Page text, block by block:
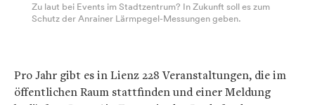
Zu laut bei Events im Stadtzentrum? In Zukunft soll es zum
Schutz der Anrainer Lärmpegel-Messungen geben.
Pro Jahr gibt es in Lienz 228 Veranstaltungen, die im
öffentlichen Raum stattfinden und einer Meldung